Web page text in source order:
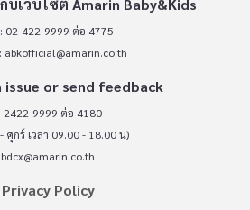
02-422-9999 ต่อ 4775
abkofficial@amarin.co.th
issue or send feedback
2422-9999 ต่อ 4180
ศุกร์ เวลา 09.00 - 18.00 น)
bdcx@amarin.co.th
Privacy Policy